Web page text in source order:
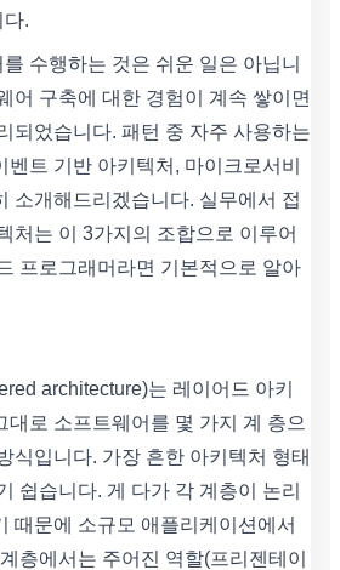
다.
수행하는 것은 쉬운 일은 아닙니
어 구축에 대한 경험이 계속 쌓이면
되었습니다. 패턴 중 자주 사용하는
트 기반 아키텍처, 마이크로서비
소개해드리겠습니다. 실무에서 접
처는 이 3가지의 조합으로 이루어
프로그래머라면 기본적으로 알아
architecture)는 레이어드 아키
대로 소프트웨어를 몇 가지 계 층으
식입니다. 가장 흔한 아키텍처 형태
쉽습니다. 게 다가 각 계층이 논리
때문에 소규모 애플리케이션에서
층에서는 주어진 역할(프리젠테이